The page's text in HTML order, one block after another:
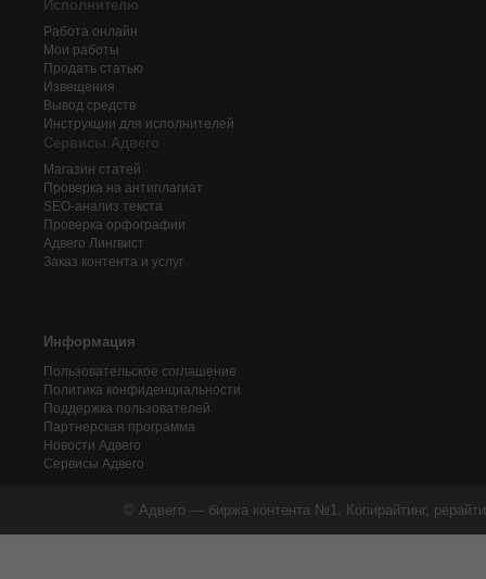
Исполнителю
Работа онлайн
Мои работы
Продать статью
Извещения
Вывод средств
Инструкции для исполнителей
Сервисы Адвего
Магазин статей
Проверка на антиплагиат
SEO-анализ текста
Проверка орфографии
Адвего Лингвист
Заказ контента и услуг
Информация
Пользовательское соглашение
Политика конфиденциальности
Поддержка пользователей
Партнерская программа
Новости Адвего
Сервисы Адвего
© Адвего — биржа контента №1. Копирайтинг,